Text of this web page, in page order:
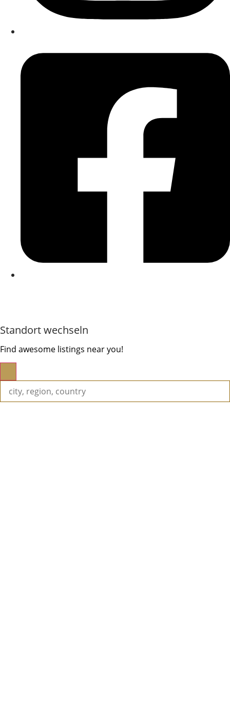
Standort wechseln
Find awesome listings near you!
Standort wechseln